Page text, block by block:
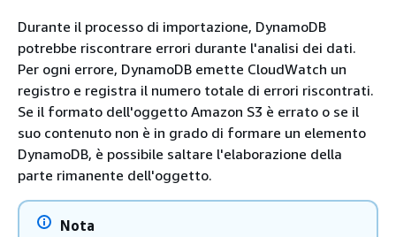
Durante il processo di importazione, DynamoDB
potrebbe riscontrare errori durante l'analisi dei dati.
Per ogni errore, DynamoDB emette CloudWatch un
registro e registra il numero totale di errori riscontrati.
Se il formato dell'oggetto Amazon S3 è errato o se il
suo contenuto non è in grado di formare un elemento
DynamoDB, è possibile saltare l'elaborazione della
parte rimanente dell'oggetto.
Nota